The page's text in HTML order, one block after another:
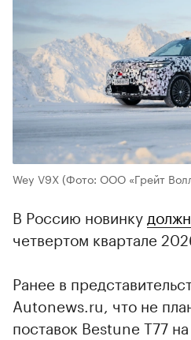
Wey V9X(Фото: ООО «Грейт
В Россию новинку
четвертом квартале
Ранее в
Autonews.ru, что не
поставок Bestune T77